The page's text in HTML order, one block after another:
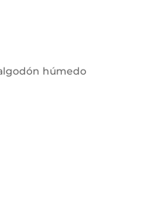
húmedo